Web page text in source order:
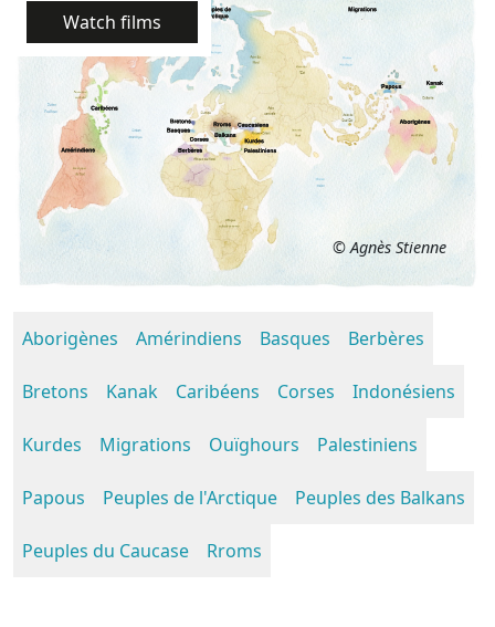
Watch films
© Agnès Stienne
Aborigènes Amérindiens Basques Berbères
Bretons Kanak Caribéens Corses Indonésiens
Kurdes Migrations Ouïghours Palestiniens
Papous Peuples de l'Arctique Peuples des Balkans
Peuples du Caucase Rroms